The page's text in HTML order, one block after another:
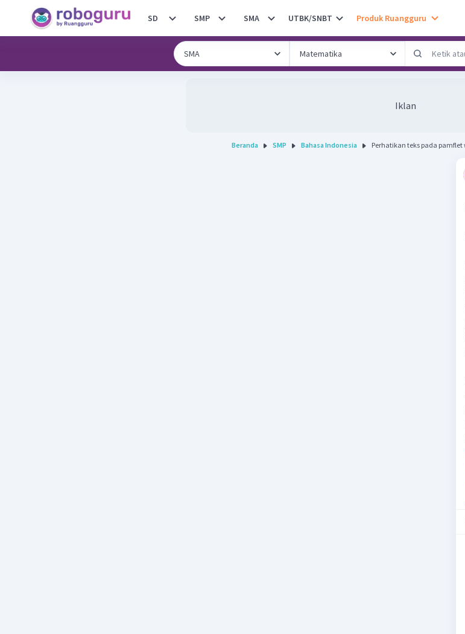
SD SMP SMA UTBK/SNBT Produk Ruangguru
Iklan
Beranda SMP Bahasa Indonesia